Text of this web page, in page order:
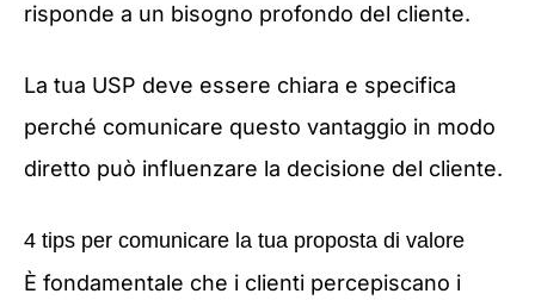
risponde a un bisogno profondo del cliente.
La tua USP deve essere chiara e specifica
perché comunicare questo vantaggio in modo
diretto può influenzare la decisione del cliente.
4 tips per comunicare la tua proposta di valore
È fondamentale che i clienti percepiscano i